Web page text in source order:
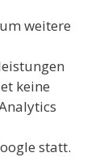
weitere
keine
statt.